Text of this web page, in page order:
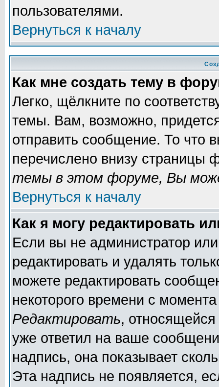
пользователями.
Вернуться к началу
Как мне создать тему в
Легко, щёлкните по
темы. Вам, возможно,
отправить сообщение. То что
перечислено внизу страницы
темы в этом форуме, Вы
Вернуться к началу
Как я могу редактировать
Если вы не администратор
редактировать и удалять
можете редактировать
некоторого времени с
Редактировать,
уже ответил на ваше
надпись, она показывает
Эта надпись не появляется,